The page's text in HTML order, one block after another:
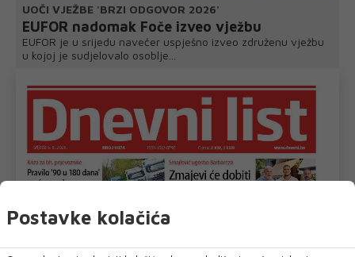
UOČI VJEŽBE 'BRZI ODGOVOR 2026'
EUFOR nadomak Foče izveo vježbu
EUFOR je u srijedu navečer uspješno izveo združenu vježbu
u kojoj je sudjelovalo osoblje...
Postavke kolačića